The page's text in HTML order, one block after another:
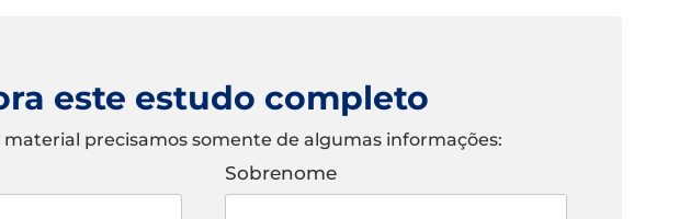
este estudo completo
material precisamos somente de algumas informações:
Sobrenome